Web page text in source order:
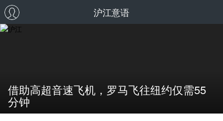
沪江意语
借助高超音速飞机，罗马飞往纽约仅需55
分钟